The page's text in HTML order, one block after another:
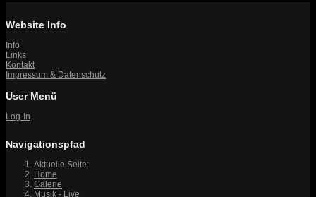
Website Info
Info
Links
Kontakt
Impressum & Datenschutz
User Menü
Log-In
Navigationspfad
Aktuelle Seite:
Home
Galerie
Musik - Live